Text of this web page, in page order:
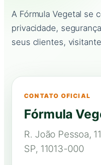
A Fórmula Vegetal se
privacidade,
seus clientes,
CONTATO OFICIAL
Fórmula
R. João Pessoa,
SP, 11013-000